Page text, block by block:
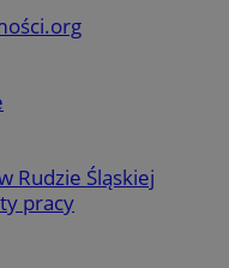
Rudzie Śląskiej
pracy